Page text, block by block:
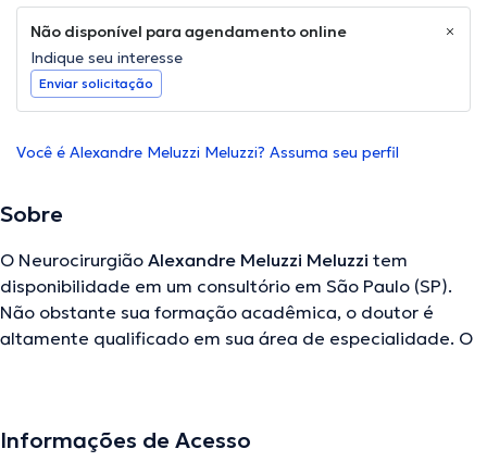
Não disponível para agendamento online
Indique seu interesse
Enviar solicitação
Você é Alexandre Meluzzi Meluzzi? Assuma seu perfil
Sobre
O Neurocirurgião Alexandre Meluzzi Meluzzi tem
disponibilidade em um consultório em São Paulo (SP).
Não obstante sua formação acadêmica, o doutor é
altamente qualificado em sua área de especialidade. O
Meluzzi esteve presente em consideráveis conferências
Informações de Acesso